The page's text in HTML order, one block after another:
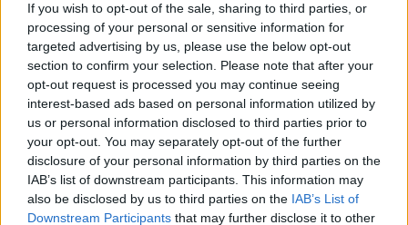
If you wish to opt-out of the sale, sharing to third parties, or
processing of your personal or sensitive information for
targeted advertising by us, please use the below opt-out
section to confirm your selection. Please note that after your
opt-out request is processed you may continue seeing
interest-based ads based on personal information utilized by
us or personal information disclosed to third parties prior to
your opt-out. You may separately opt-out of the further
disclosure of your personal information by third parties on the
IAB’s list of downstream participants. This information may
also be disclosed by us to third parties on the IAB’s List of
Downstream Participants that may further disclose it to other
Paroles + Traduction Téléchargement
Vidéos
Commentaires
Dire «merci» pour cette traduction Corriger une erreur